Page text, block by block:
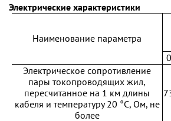
Электрические характеристики
Наименование параметра
Электрическое сопротивление
пары токопроводящих жил,
пересчитанное на 1 км длины
кабеля и температуру 20 °С, Ом, не
более